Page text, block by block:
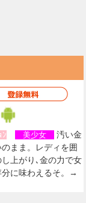
ﾝ 美少女
汚い金
まま。レディを囲
上がり､金の力で女
分に味わえるそ。→